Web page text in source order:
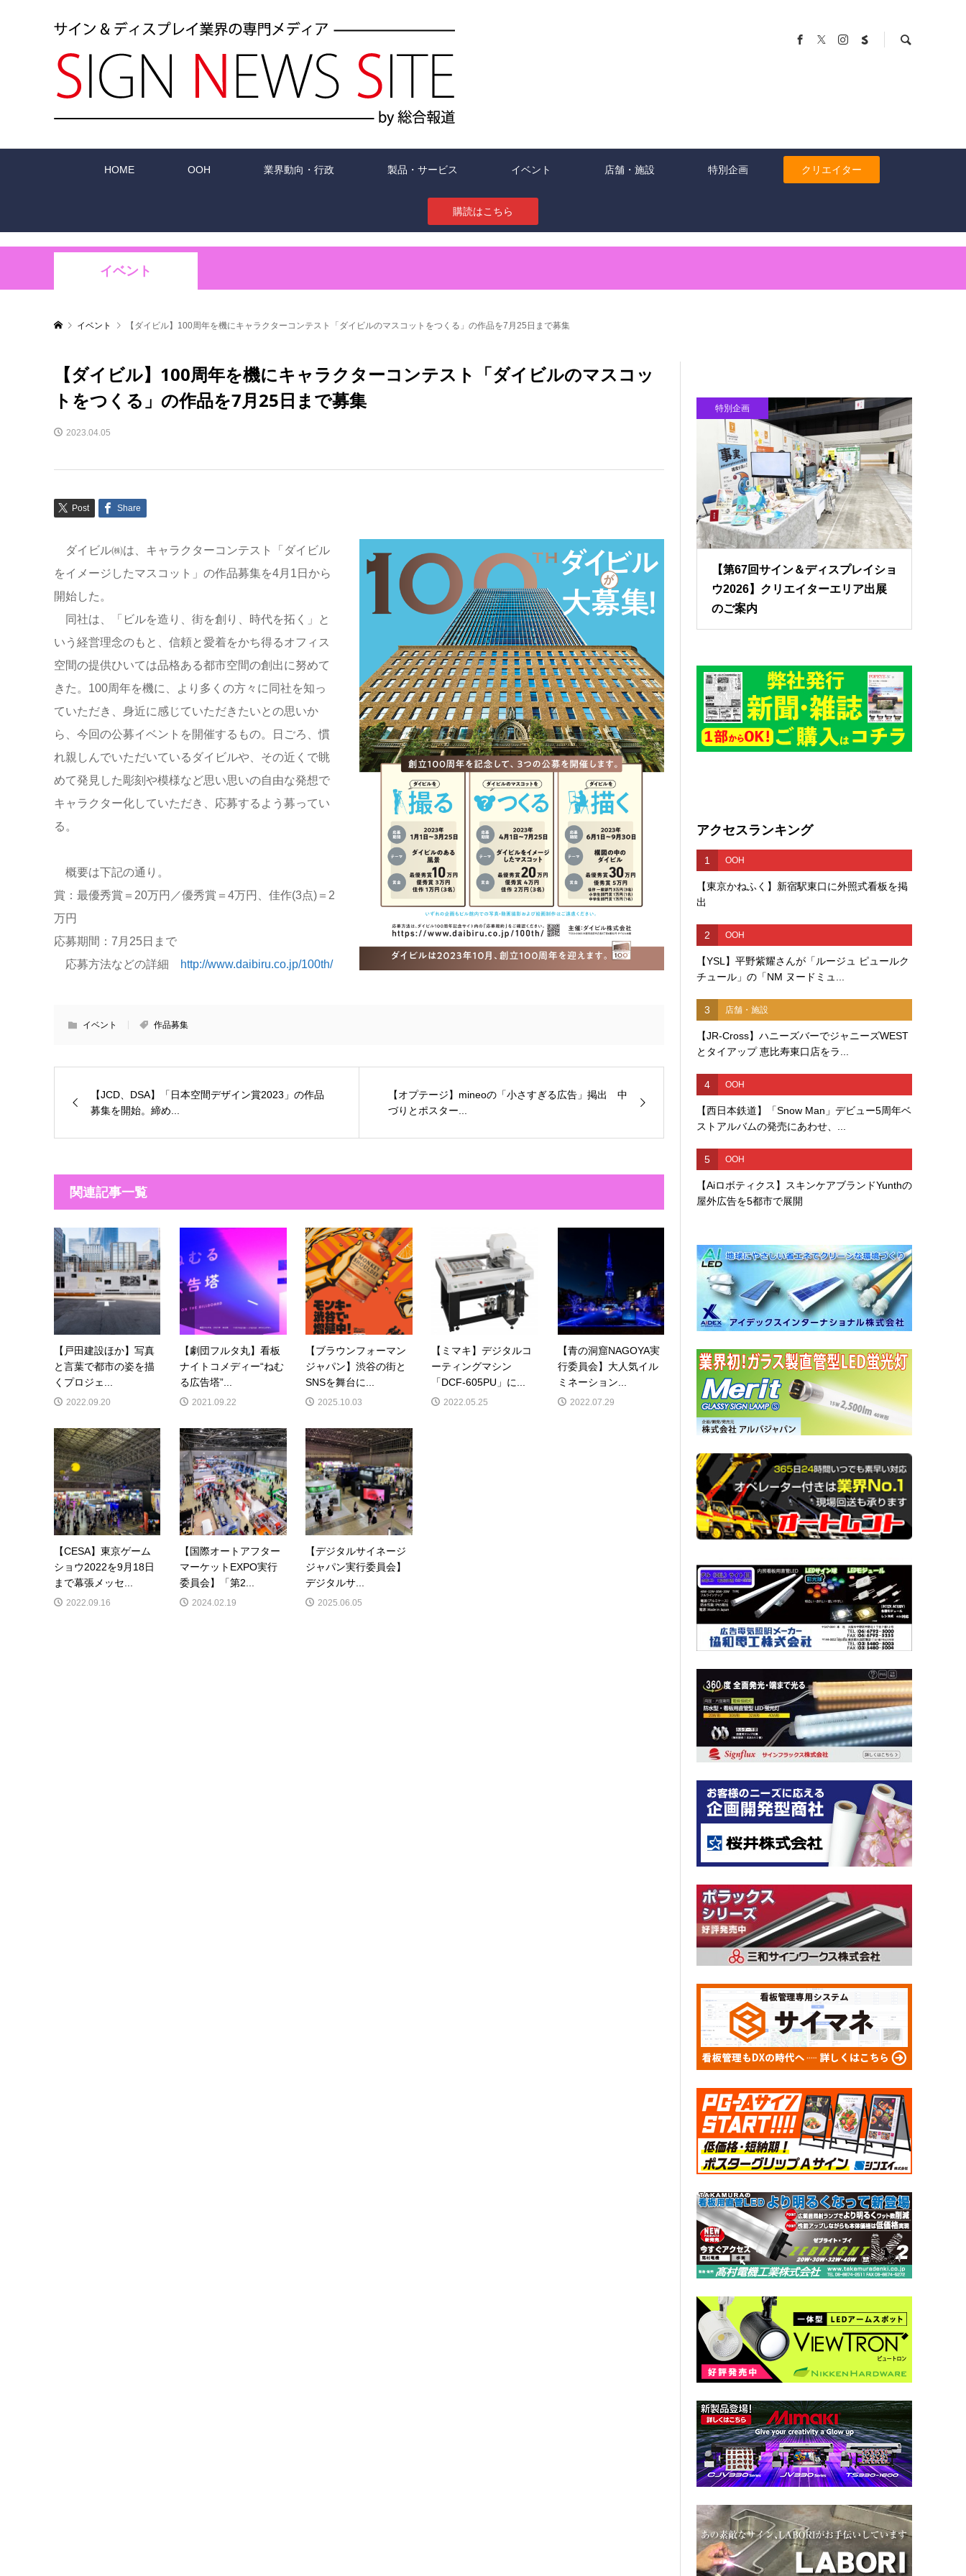
HOME OOH 業界動向・行政 製品・サービス イベント 店舗・施設 特別企画 クリエイター
購読はこちら
イベント
イベント 【ダイビル】100周年を機にキャラクターコンテスト「ダイビルのマスコットをつくる」の作品を7月25日まで募集
【ダイビル】100周年を機にキャラクターコンテスト「ダイビルのマスコッ
トをつくる」の作品を7月25日まで募集
2023.04.05
Post Share
ダイビル㈱は、キャラクターコンテスト「ダイビル
をイメージしたマスコット」の作品募集を4月1日から
開始した。
同社は、「ビルを造り、街を創り、時代を拓く」と
いう経営理念のもと、信頼と愛着をかち得るオフィス
空間の提供ひいては品格ある都市空間の創出に努めて
きた。100周年を機に、より多くの方々に同社を知っ
ていただき、身近に感じていただきたいとの思いか
ら、今回の公募イベントを開催するもの。日ごろ、慣
れ親しんでいただいているダイビルや、その近くで眺
めて発見した彫刻や模様など思い思いの自由な発想で
キャラクター化していただき、応募するよう募ってい
る。
概要は下記の通り。
賞：最優秀賞＝20万円／優秀賞＝4万円、佳作(3点)＝2
万円
応募期間：7月25日まで
応募方法などの詳細
http://www.daibiru.co.jp/100th/
イベント 作品募集
【JCD、DSA】「日本空間デザイン賞2023」の作品
募集を開始。締め...
【オプテージ】mineoの「小さすぎる広告」掲出 中
づりとポスター...
関連記事一覧
【戸田建設ほか】写真
と言葉で都市の姿を描
くプロジェ...
2022.09.20
【劇団フルタ丸】看板
ナイトコメディー“ねむ
る広告塔”...
2021.09.22
【ブラウンフォーマン
ジャパン】渋谷の街と
SNSを舞台に...
2025.10.03
【ミマキ】デジタルコ
ーティングマシン
「DCF-605PU」に...
2022.05.25
【青の洞窟NAGOYA実
行委員会】大人気イル
ミネーション...
2022.07.29
【CESA】東京ゲーム
ショウ2022を9月18日
まで幕張メッセ...
2022.09.16
【国際オートアフター
マーケットEXPO実行
委員会】「第2...
2024.02.19
【デジタルサイネージ
ジャパン実行委員会】
デジタルサ...
2025.06.05
特別企画
【第67回サイン＆ディスプレイショ
ウ2026】クリエイターエリア出展
のご案内
アクセスランキング
1 OOH
【東京かねふく】新宿駅東口に外照式看板を掲
出
2 OOH
【YSL】平野紫耀さんが「ルージュ ピュールク
チュール」の「NM ヌードミュ...
3 店舗・施設
【JR-Cross】ハニーズバーでジャニーズWEST
とタイアップ 恵比寿東口店をラ...
4 OOH
【西日本鉄道】「Snow Man」デビュー5周年ベ
ストアルバムの発売にあわせ、...
5 OOH
【Aiロボティクス】スキンケアブランドYunthの
屋外広告を5都市で展開